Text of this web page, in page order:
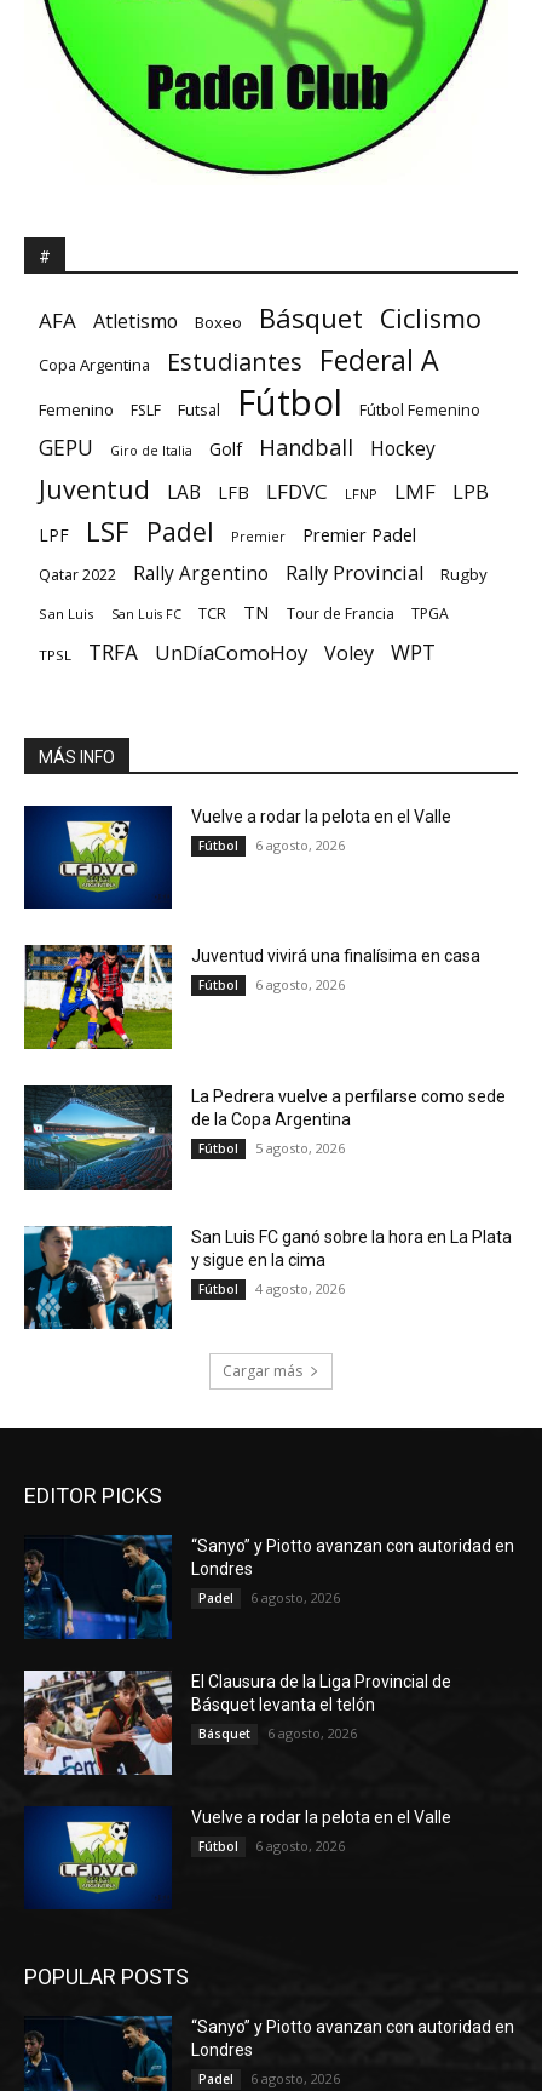
#
AFA Atletismo Boxeo Básquet Ciclismo
Copa Argentina Estudiantes Federal A
Femenino FSLF Futsal Fútbol Fútbol Femenino
GEPU Giro de Italia Golf Handball Hockey
Juventud LAB LFB LFDVC LFNP LMF LPB
LPF LSF Padel Premier Premier Padel
Qatar 2022 Rally Argentino Rally Provincial Rugby
San Luis San Luis FC TCR TN Tour de Francia TPGA
TPSL TRFA UnDíaComoHoy Voley WPT
MÁS INFO
Vuelve a rodar la pelota en el Valle
Fútbol 6 agosto, 2026
Juventud vivirá una finalísima en casa
Fútbol 6 agosto, 2026
La Pedrera vuelve a perfilarse como sede
de la Copa Argentina
Fútbol 5 agosto, 2026
San Luis FC ganó sobre la hora en La Plata
y sigue en la cima
Fútbol 4 agosto, 2026
Cargar más
EDITOR PICKS
“Sanyo” y Piotto avanzan con autoridad en
Londres
Padel 6 agosto, 2026
El Clausura de la Liga Provincial de
Básquet levanta el telón
Básquet 6 agosto, 2026
Vuelve a rodar la pelota en el Valle
Fútbol 6 agosto, 2026
POPULAR POSTS
“Sanyo” y Piotto avanzan con autoridad en
Londres
Padel 6 agosto, 2026